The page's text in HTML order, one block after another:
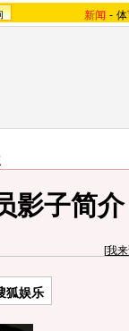
新闻 -
影子简介
[我
狐娱乐